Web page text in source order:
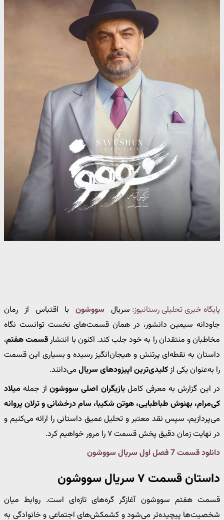
پایگاه خبری تحلیلی رستانیوز: سریال سووشونبا اقتباس از رمان
جاودانه سیمین دانشور، در همان قسمت‌های نخست توانست نگاه
مخاطبان و منتقدان را به خود جلب کند. اکنون با انتشارقسمت هفتم،
داستان به نقطه‌ای پرتنش و هیجان‌انگیز رسیده و بسیاری این قسمت
را به‌عنوان یکی ازکلیدی‌ترین اپیزودهای سریال می‌دانند.
در این گزارش به معرفی کاملبازیگران اصلی سووشوناز جمله میلاد
کی‌مرام، بهنوش طباطبایی، هوتن شکیبا، سام درخشانی و ترلان پروانه
می‌پردازیم، سپس نقد معتبر و تحلیل عمیق داستانی را ارائه می‌کنیم و
در نهایت زمان دقیق پخش قسمت ۷ را مرور خواهیم کرد.
دانلود قسمت 7 فصل اول سریال سووشون
داستان قسمت ۷ سریال سووشون
قسمت هفتم سووشون آغازگر گره‌های تازه‌ای است. روابط میان
شخصیت‌ها پیچیده‌تر می‌شود و کشمکش‌های اجتماعی و خانوادگی به